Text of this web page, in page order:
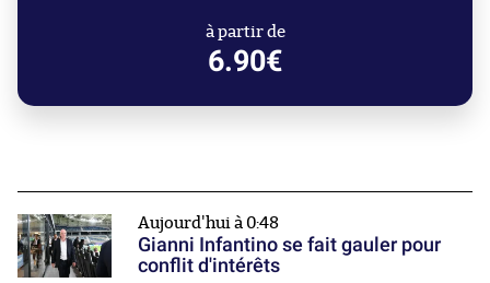
à partir de
6.90€
Aujourd'hui à 0:48
Gianni Infantino se fait gauler pour
conflit d'intérêts